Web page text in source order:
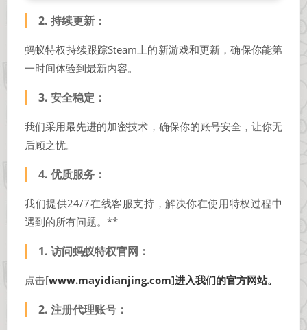
2. 持续更新 ：
蚂蚁特权持续跟踪Steam上的新游戏和更新，确保你能第
一时间体验到最新内容。
3. 安全稳定 ：
我们采用最先进的加密技术，确保你的账号安全，让你无
后顾之忧。
4. 优质服务 ：
我们提供24/7在线客服支持，解决你在使用特权过程中
遇到的所有问题。**
1. 访问蚂蚁特权官网 ：
点击[www.mayidianjing.com]进入我们的官方网站。
2. 注册代理账号 ：